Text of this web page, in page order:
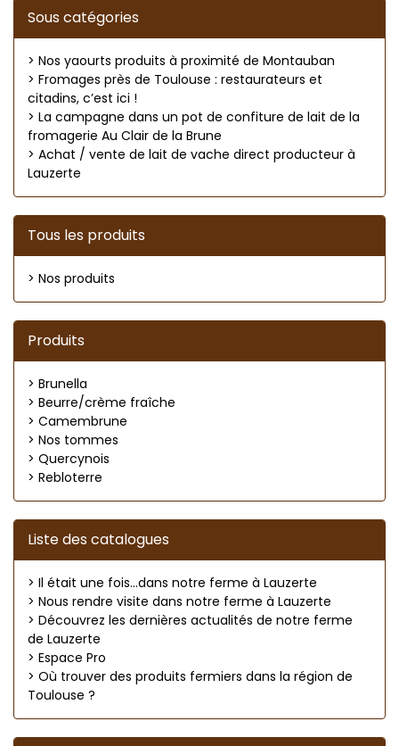
Sous catégories
> Nos yaourts produits à proximité de Montauban
> Fromages près de Toulouse : restaurateurs et
citadins, c’est ici !
> La campagne dans un pot de confiture de lait de la
fromagerie Au Clair de la Brune
> Achat / vente de lait de vache direct producteur à
Lauzerte
Tous les produits
> Nos produits
Produits
> Brunella
> Beurre/crème fraîche
> Camembrune
> Nos tommes
> Quercynois
> Rebloterre
Liste des catalogues
> Il était une fois...dans notre ferme à Lauzerte
> Nous rendre visite dans notre ferme à Lauzerte
> Découvrez les dernières actualités de notre ferme
de Lauzerte
> Espace Pro
> Où trouver des produits fermiers dans la région de
Toulouse ?